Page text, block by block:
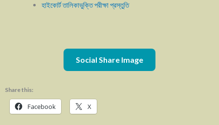
হাইকোর্ট তালিকাভুক্তি পরীক্ষা প্রস্তুতি
Social Share Image
Share this:
Facebook X